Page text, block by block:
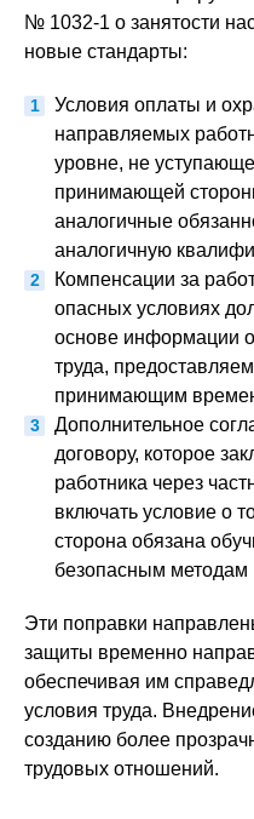
№ 1032-1 о занятости
новые стандарты:
Условия оплаты и
направляемых
уровне, не
принимающей
аналогичные
аналогичную
Компенсации за
опасных условиях
основе информации о
труда,
принимающим
Дополнительное
договору, которое
работника через
включать условие о
сторона обязана
безопасным
Эти поправки
защиты временно
обеспечивая им
условия труда.
созданию более
трудовых отношений.